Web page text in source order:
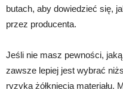
butach, aby dowiedzieć się,
przez producenta.
Jeśli nie masz pewności,
zawsze lepiej jest wybrać
ryzyka żółknięcia materiału.